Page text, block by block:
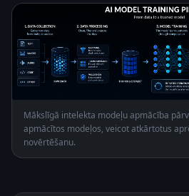
Mākslīgā intelekta modeļu apmācība
apmācītos modeļos, veicot atkārtotus
novērtēšanu.